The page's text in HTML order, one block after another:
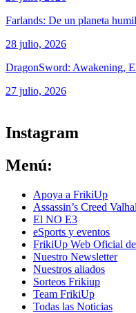
Farlands: De un planeta
28 julio, 2026
DragonSword: Awakening,
27 julio, 2026
Instagram
Menú:
Apoya a FrikiUp
Assassin’s Creed
El NO E3
eSports y eventos
FrikiUp Web Oficial
Nuestro Newsletter
Nuestros aliados
Sorteos Frikiup
Team FrikiUp
Todas las Noticias